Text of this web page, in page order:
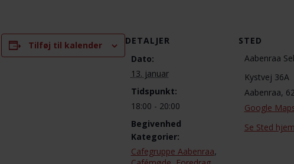
Tilføj til kalender
DETALJER
Dato:
13. januar
Tidspunkt:
18:00 - 20:00
Begivenhed
Kategorier:
Cafegruppe Aabenraa,
STED
Aabenraa
Kystvej 36A
Aabenraa,
Google
Se Sted